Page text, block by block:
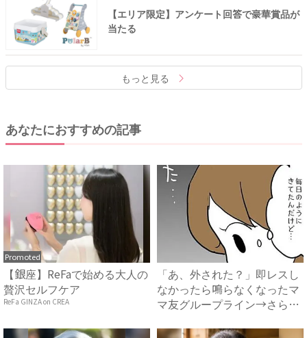
【エリア限定】アンケート回答で豪華賞品が
当たる
もっと見る
あなたにおすすめの記事
Promoted
【銀座】ReFaで始める大人の
贅沢セルフケア
ReFa GINZA on CREA
「あ、外された？」即レスし
なかったら鳴らなくなったマ
マ友グループライン→さらに